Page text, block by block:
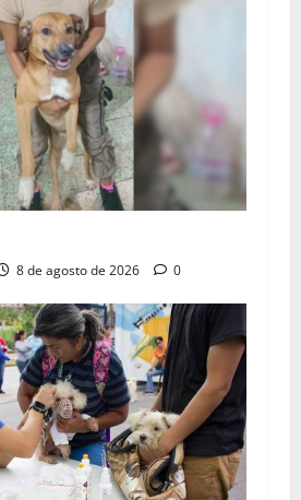
8 de agosto de 2026 0